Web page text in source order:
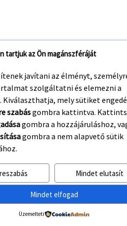
a bejegyzések
U16 ALAP –
Kezdőlap
Adatvédelmi irányelvek
Gyulasport Nonprofit Kft. –
Powered byWP– Designed with the
tartjuk az Ön magánszféráját
javítani az élményt,
szolgáltatni és elemezni a
mely sütiket
szabásgombra kattintva.
gombra a hozzájáruláshoz,
gombra a nem alapvető sütik
Mindet elutasít
Mindet elfogad
Üzemelteti